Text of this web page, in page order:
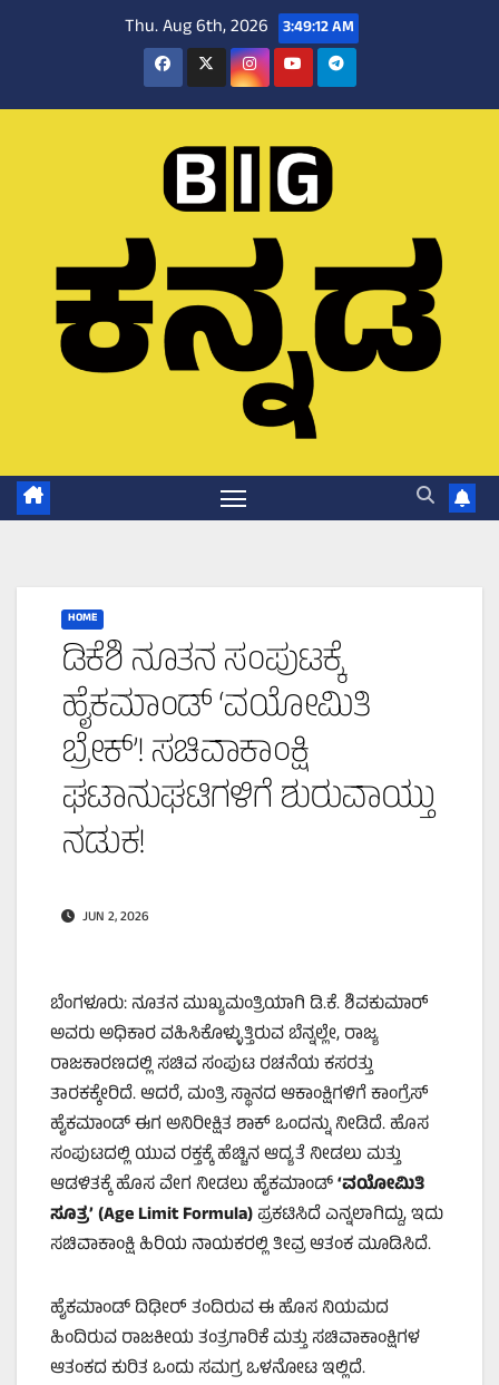
Thu. Aug 6th, 2026 3:49:13 AM
HOME
ಡಿಕೆಶಿ ನೂತನ ಸಂಪುಟಕ್ಕೆ
ಹೈಕಮಾಂಡ್ ‘ವಯೋಮಿತಿ
ಬ್ರೇಕ್’! ಸಚಿವಾಕಾಂಕ್ಷಿ
ಘಟಾನುಘಟಿಗಳಿಗೆ ಶುರುವಾಯ್ತು
ನಡುಕ!
JUN 2, 2026
ಬೆಂಗಳೂರು: ನೂತನ ಮುಖ್ಯಮಂತ್ರಿಯಾಗಿ ಡಿ.ಕೆ. ಶಿವಕುಮಾರ್
ಅವರು ಅಧಿಕಾರ ವಹಿಸಿಕೊಳ್ಳುತ್ತಿರುವ ಬೆನ್ನಲ್ಲೇ, ರಾಜ್ಯ
ರಾಜಕಾರಣದಲ್ಲಿ ಸಚಿವ ಸಂಪುಟ ರಚನೆಯ ಕಸರತ್ತು
ತಾರಕಕ್ಕೇರಿದೆ. ಆದರೆ, ಮಂತ್ರಿ ಸ್ಥಾನದ ಆಕಾಂಕ್ಷಿಗಳಿಗೆ ಕಾಂಗ್ರೆಸ್
ಹೈಕಮಾಂಡ್ ಈಗ ಅನಿರೀಕ್ಷಿತ ಶಾಕ್ ಒಂದನ್ನು ನೀಡಿದೆ. ಹೊಸ
ಸಂಪುಟದಲ್ಲಿ ಯುವ ರಕ್ತಕ್ಕೆ ಹೆಚ್ಚಿನ ಆದ್ಯತೆ ನೀಡಲು ಮತ್ತು
ಆಡಳಿತಕ್ಕೆ ಹೊಸ ವೇಗ ನೀಡಲು ಹೈಕಮಾಂಡ್‘ವಯೋಮಿತಿ
ಸೂತ್ರ’(Age Limit Formula)ಪ್ರಕಟಿಸಿದೆ ಎನ್ನಲಾಗಿದ್ದು, ಇದು
ಸಚಿವಾಕಾಂಕ್ಷಿ ಹಿರಿಯ ನಾಯಕರಲ್ಲಿ ತೀವ್ರ ಆತಂಕ ಮೂಡಿಸಿದೆ.
ಹೈಕಮಾಂಡ್ ದಿಢೀರ್ ತಂದಿರುವ ಈ ಹೊಸ ನಿಯಮದ
ಹಿಂದಿರುವ ರಾಜಕೀಯ ತಂತ್ರಗಾರಿಕೆ ಮತ್ತು ಸಚಿವಾಕಾಂಕ್ಷಿಗಳ
ಆತಂಕದ ಕುರಿತ ಒಂದು ಸಮಗ್ರ ಒಳನೋಟ ಇಲ್ಲಿದೆ.